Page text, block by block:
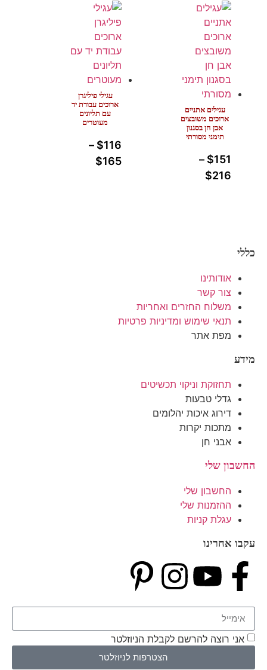
עגילים אתניים
ארוכים משובצים
אבן חן בסגנון
תימני מסורתי
$151
–
$216
עגילי פיליגרן
ארוכים עבודת יד
עם תליונים
מעוטרים
$116
–
$165
כללי
אודותינו
צור קשר
משלוח החזרים ואחריות
תנאי שימוש ומדיניות פרטיות
מפת אתר
מידע
תחזוקת וניקוי תכשיטים
גדלי טבעות
דירוג איכות יהלומים
מתכות יקרות
אבני חן
החשבון שלי
החשבון שלי
ההזמנות שלי
עגלת קניות
עקבו אחרינו
אני רוצה להרשם לקבלת הניוזלטר
הצטרפות לניוזלטר